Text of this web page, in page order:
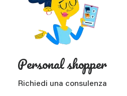
Personal shopper
Richiedi una consulenza